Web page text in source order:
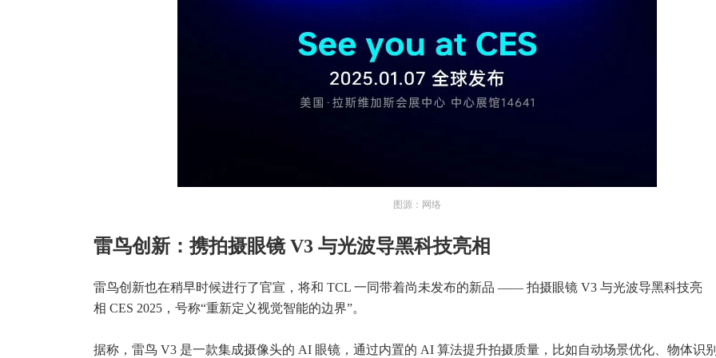
图源：网络
雷鸟创新：携拍摄眼镜 V3 与光波导黑科技亮相
雷鸟创新也在稍早时候进行了官宣，将和 TCL 一同带着尚未发布的新品 —— 拍摄眼镜 V3 与光波导黑科技亮
相 CES 2025，号称“重新定义视觉智能的边界”。
据称，雷鸟 V3 是一款集成摄像头的 AI 眼镜，通过内置的 AI 算法提升拍摄质量，比如自动场景优化、物体识